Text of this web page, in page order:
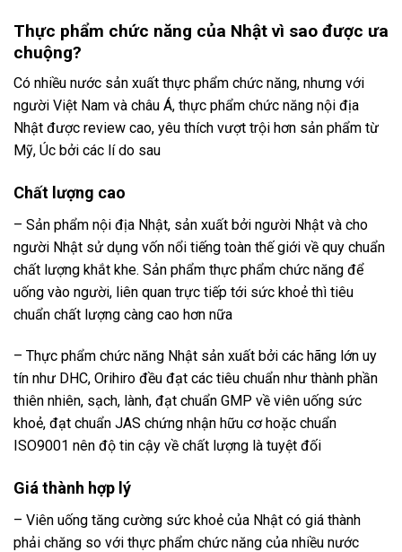
Thực phẩm chức năng của Nhật vì sao được ưa
chuộng?
Có nhiều nước sản xuất thực phẩm chức năng, nhưng với
người Việt Nam và châu Á, thực phẩm chức năng nội địa
Nhật được review cao, yêu thích vượt trội hơn sản phẩm từ
Mỹ, Úc bởi các lí do sau
Chất lượng cao
– Sản phẩm nội địa Nhật, sản xuất bởi người Nhật và cho
người Nhật sử dụng vốn nổi tiếng toàn thế giới về quy chuẩn
chất lượng khắt khe. Sản phẩm thực phẩm chức năng để
uống vào người, liên quan trực tiếp tới sức khoẻ thì tiêu
chuẩn chất lượng càng cao hơn nữa
– Thực phẩm chức năng Nhật sản xuất bởi các hãng lớn uy
tín như DHC, Orihiro đều đạt các tiêu chuẩn như thành phần
thiên nhiên, sạch, lành, đạt chuẩn GMP về viên uống sức
khoẻ, đạt chuẩn JAS chứng nhận hữu cơ hoặc chuẩn
ISO9001 nên độ tin cậy về chất lượng là tuyệt đối
Giá thành hợp lý
– Viên uống tăng cường sức khoẻ của Nhật có giá thành
phải chăng so với thực phẩm chức năng của nhiều nước